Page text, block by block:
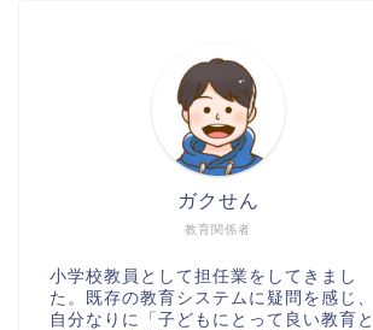
教育関係者
ガクせん
小学校教員として担任業をしてきまし
た。既存の教育システムに疑問を感じ、
自分なりに「子どもにとって良い教育と